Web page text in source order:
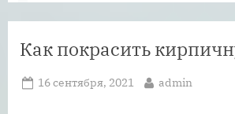
Как покрасить
Posted
16 сентября, 2021 By
admin